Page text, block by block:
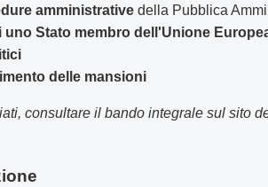
amministrative della Pubblica
uno Stato membro dell'Unione
delle mansioni
consultare il bando integrale sul sito